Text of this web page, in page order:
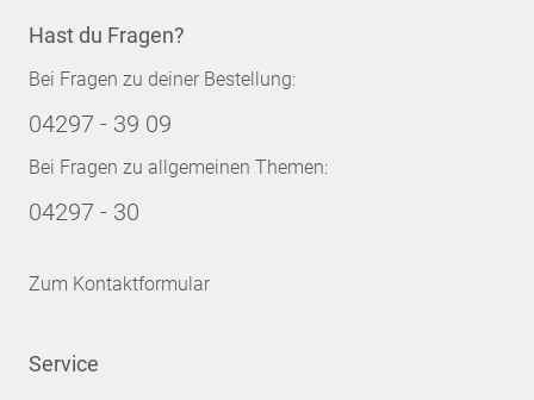
Hast du Fragen?
Bei Fragen zu deiner Bestellung:
04297 - 39 09
Bei Fragen zu allgemeinen Themen:
04297 - 30
Zum Kontaktformular
Service